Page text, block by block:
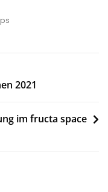
2021
im fructa space